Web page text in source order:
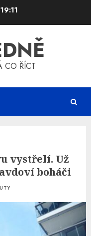
CO ŘÍCT
vystřelí. Už
boháči